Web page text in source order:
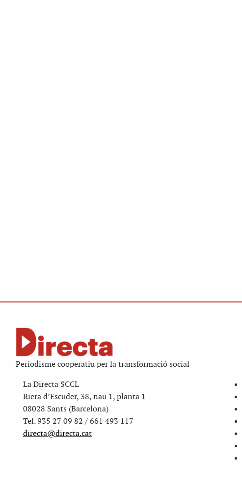
Periodisme cooperatiu per la transformació social
La Directa SCCL
Riera d’Escuder, 38, nau 1, planta 1
08028 Sants (Barcelona)
Tel. 935 27 09 82 / 661 493 117
directa@directa.cat